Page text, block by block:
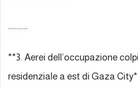
…………
**3. Aerei dell’occupazione
residenziale a est di Gaza